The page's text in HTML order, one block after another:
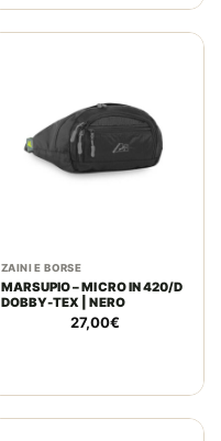
ZAINI E BORSE
MARSUPIO – MICRO IN 420/D
DOBBY-TEX | NERO
27,00€